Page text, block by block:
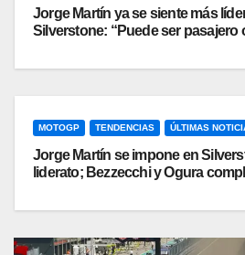
Jorge Martín ya se siente más
Silverstone: “Puede ser pasajero
MOTOGP TENDENCIAS ÚLTIMAS
Jorge Martín se impone en
liderato; Bezzecchi y Ogura